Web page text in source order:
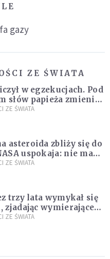
gazy
ZE ŚWIATA
w egzekucjach. Pod
słów papieża zmienił
ZE ŚWIATA
asteroida zbliży się do
uspokaja: nie ma
ZE ŚWIATA
trzy lata wymykał się
zjadając wymierające
końcu popełnił
ZE ŚWIATA